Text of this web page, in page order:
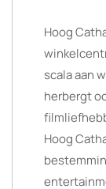
Hoog
scala aan
herbergt
Hoog